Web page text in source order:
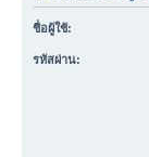
ชื่อผู้ใช้:
รหัสผ่าน: